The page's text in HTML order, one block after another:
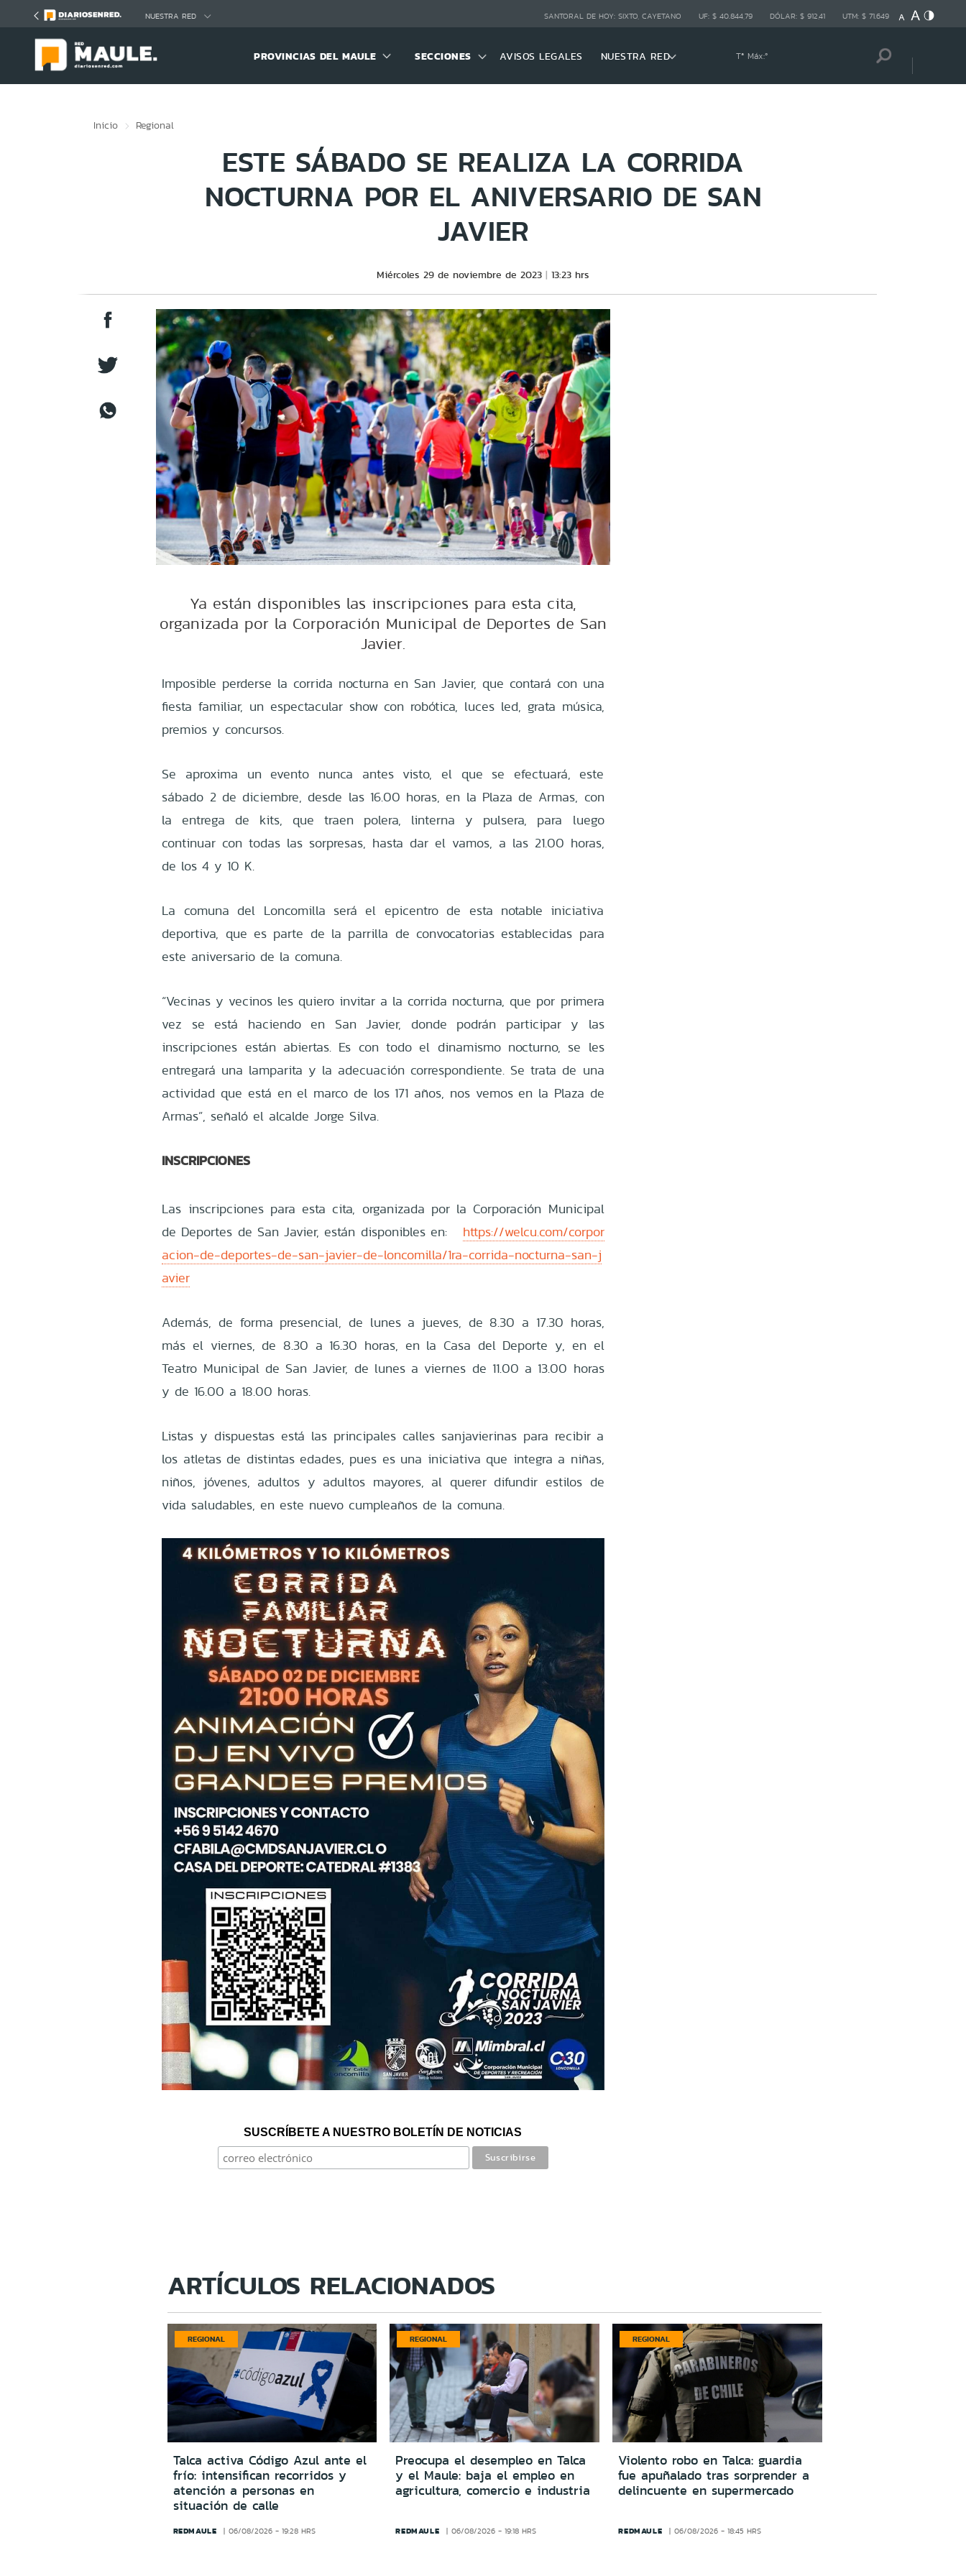
NUESTRA RED SANTORAL DE HOY: SIXTO, CAYETANO UF: $ 40.844,79 DÓLAR: $ 912,41 UTM: $ 71.649
PROVINCIAS DEL MAULE SECCIONES AVISOS LEGALES NUESTRA RED Tª Máx:º
Inicio Regional
ESTE SÁBADO SE REALIZA LA CORRIDA
NOCTURNA POR EL ANIVERSARIO DE SAN
JAVIER
Miércoles 29 de noviembre de 2023 13:23 hrs
Ya están disponibles las inscripciones para esta cita,
organizada por la Corporación Municipal de Deportes de San
Javier.
Imposible perderse la corrida nocturna en San Javier, que contará con una
fiesta familiar, un espectacular show con robótica, luces led, grata música,
premios y concursos.
Se aproxima un evento nunca antes visto, el que se efectuará, este
sábado 2 de diciembre, desde las 16.00 horas, en la Plaza de Armas, con
la entrega de kits, que traen polera, linterna y pulsera, para luego
continuar con todas las sorpresas, hasta dar el vamos, a las 21.00 horas,
de los 4 y 10 K.
La comuna del Loncomilla será el epicentro de esta notable iniciativa
deportiva, que es parte de la parrilla de convocatorias establecidas para
este aniversario de la comuna.
“Vecinas y vecinos les quiero invitar a la corrida nocturna, que por primera
vez se está haciendo en San Javier, donde podrán participar y las
inscripciones están abiertas. Es con todo el dinamismo nocturno, se les
entregará una lamparita y la adecuación correspondiente. Se trata de una
actividad que está en el marco de los 171 años, nos vemos en la Plaza de
Armas”, señaló el alcalde Jorge Silva.
INSCRIPCIONES
Las inscripciones para esta cita, organizada por la Corporación Municipal
de Deportes de San Javier, están disponibles en: https://welcu.com/corpor
acion-de-deportes-de-san-javier-de-loncomilla/1ra-corrida-nocturna-san-j
avier
Además, de forma presencial, de lunes a jueves, de 8.30 a 17.30 horas,
más el viernes, de 8.30 a 16.30 horas, en la Casa del Deporte y, en el
Teatro Municipal de San Javier, de lunes a viernes de 11.00 a 13.00 horas
y de 16.00 a 18.00 horas.
Listas y dispuestas está las principales calles sanjavierinas para recibir a
los atletas de distintas edades, pues es una iniciativa que integra a niñas,
niños, jóvenes, adultos y adultos mayores, al querer difundir estilos de
vida saludables, en este nuevo cumpleaños de la comuna.
SUSCRÍBETE A NUESTRO BOLETÍN DE NOTICIAS
ARTÍCULOS RELACIONADOS
REGIONAL
Talca activa Código Azul ante el
frío: intensifican recorridos y
atención a personas en
situación de calle
REDMAULE 06/08/2026 - 19:28 HRS
REGIONAL
Preocupa el desempleo en Talca
y el Maule: baja el empleo en
agricultura, comercio e industria
REDMAULE 06/08/2026 - 19:18 HRS
REGIONAL
Violento robo en Talca: guardia
fue apuñalado tras sorprender a
delincuente en supermercado
REDMAULE 06/08/2026 - 18:45 HRS